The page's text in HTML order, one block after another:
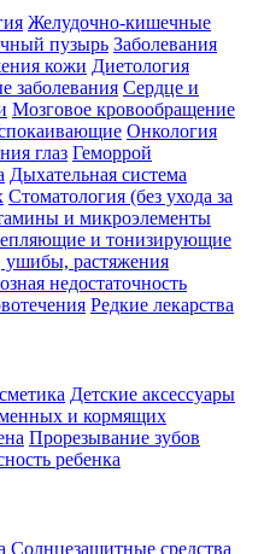
Желудочно-кишечные
пузырь Заболевания
кожи Диетология
заболевания Сердце и
Мозговое кровообращение
Онкология
глаз Геморрой
Дыхательная система
Стоматология (без ухода за
и микроэлементы
и тонизирующие
растяжения
недостаточность
Редкие лекарства
Детские аксессуары
и кормящих
Прорезывание зубов
ребенка
Солнцезащитные средства